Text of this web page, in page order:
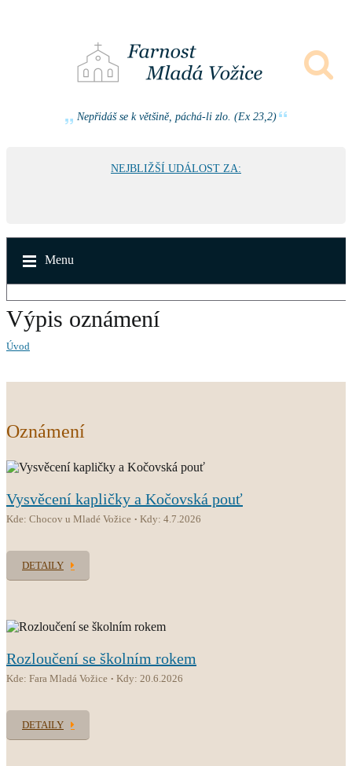
Nepřidáš se k většině, páchá-li zlo. (Ex 23,2)
NEJBLIŽŠÍ UDÁLOST ZA:
Menu
Výpis oznámení
Úvod
Oznámení
Vysvěcení kapličky a Kočovská pouť
Kde: Chocov u Mladé Vožice Kdy: 4.7.2026
DETAILY
Rozloučení se školním rokem
Kde: Fara Mladá Vožice Kdy: 20.6.2026
DETAILY